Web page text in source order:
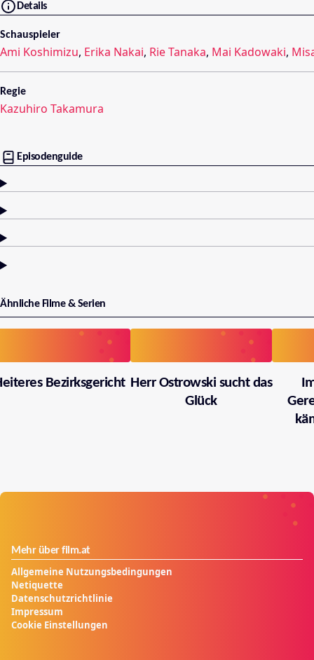
Details
Schauspieler
Ami Koshimizu, Erika Nakai, Rie Tanaka, Mai Kadowaki,
Regie
Kazuhiro Takamura
Episodenguide
Ähnliche Filme & Serien
Bezirksgericht Herr Ostrowski sucht das
Glück
Mehr über film.at
Allgemeine Nutzungsbedingungen
Netiquette
Datenschutzrichtlinie
Impressum
Cookie Einstellungen